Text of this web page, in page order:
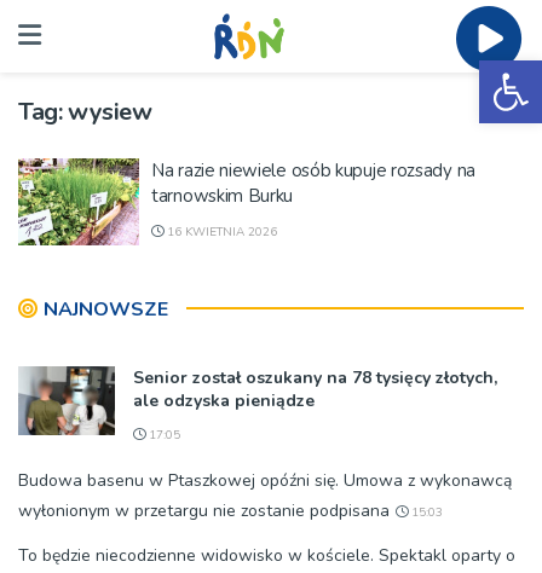
Tag:wysiew
Na razie niewiele osób kupuje rozsady na
tarnowskim Burku
16 KWIETNIA 2026
NAJNOWSZE
Senior został oszukany na 78 tysięcy złotych,
ale odzyska pieniądze
17:05
Budowa basenu w Ptaszkowej opóźni się. Umowa z wykonawcą
wyłonionym w przetargu nie zostanie podpisana
15:03
To będzie niecodzienne widowisko w kościele. Spektakl oparty o